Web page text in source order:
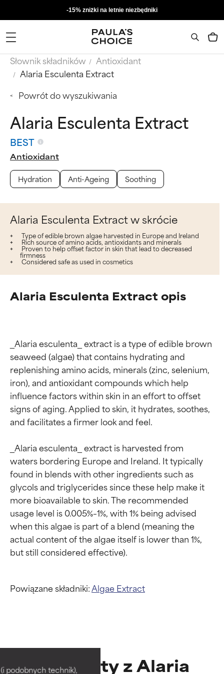
podobnych technik),
-15% zniżki na letnie niezbędniki
Słownik składników
Antioxidant
Alaria Esculenta Extract
Powrót do wyszukiwania
Alaria Esculenta Extract
BEST
Antioxidant
Hydration
Anti-Ageing Soothing
Alaria Esculenta Extract w skrócie
Type of edible brown algae harvested in Europe and Ireland
Rich source of amino acids, antioxidants and minerals
Proven to help offset factor in skin that lead to decreased
firmness
Considered safe as used in cosmetics
Alaria Esculenta Extract opis
_Alaria esculenta_ extract is a type of edible brown
seaweed (algae) that contains hydrating and
replenishing amino acids, minerals (zinc, selenium,
iron), and antioxidant compounds which help
influence factors within skin in an effort to offset
signs of aging. Applied to skin, it hydrates, soothes,
and facilitates a firmer look and feel.
_Alaria esculenta_ extract is harvested from
waters bordering Europe and Ireland. It typically
found in blends with other ingredients such as
glycols and triglycerides since these help make it
more bioavailable to skin. The recommended
usage level is 0.005%–1%, with 1% being advised
when this algae is part of a blend (meaning the
actual content of the algae itself is lower than 1%,
Powiązane składniki:Algae Extract
Produkty z Alaria
BEST
BEST